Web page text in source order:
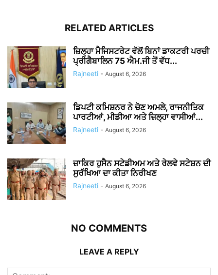
RELATED ARTICLES
ਜ਼ਿਲ੍ਹਾ ਮੈਜਿਸਟਰੇਟ ਵੱਲੋਂ ਬਿਨਾਂ ਡਾਕਟਰੀ ਪਰਚੀ
ਪ੍ਰੀਗੈਬਾਲਿਨ 75 ਐਮ.ਜੀ ਤੋਂ ਵੱਧ...
Rajneeti - August 6, 2026
ਡਿਪਟੀ ਕਮਿਸ਼ਨਰ ਨੇ ਚੋਣ ਅਮਲੇ, ਰਾਜਨੀਤਿਕ
ਪਾਰਟੀਆਂ, ਮੀਡੀਆ ਅਤੇ ਜ਼ਿਲ੍ਹਾ ਵਾਸੀਆਂ...
Rajneeti - August 6, 2026
ਜ਼ਾਕਿਰ ਹੁਸੈਨ ਸਟੇਡੀਅਮ ਅਤੇ ਰੇਲਵੇ ਸਟੇਸ਼ਨ ਦੀ
ਸੁਰੱਖਿਆ ਦਾ ਕੀਤਾ ਨਿਰੀਖਣ
Rajneeti - August 6, 2026
NO COMMENTS
LEAVE A REPLY